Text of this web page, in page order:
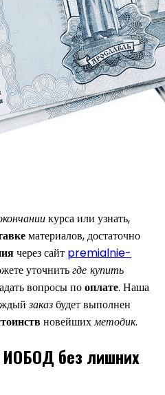
курса или узнать,
материалов, достаточно
через сайт premialnie-
уточнитьгде купить
вопросы пооплате. Наша
заказбудет выполнен
новейшихметодик.
ИОБОД без лишних